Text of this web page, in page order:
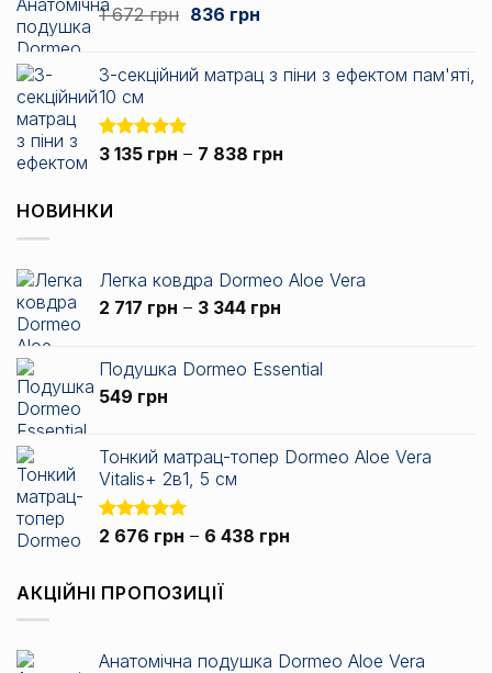
1 672грн Оригінальна
672 грн.
836 грнПоточна
3-секційний матрац з піни з ефектом пам'яті,
10 см
Оцінено в
з 5
3 135 грн – 7 838 грн
до
7
НОВИНКИ
Легка ковдра Dormeo Aloe Vera
2 717 грн – 3 344 грн
2
344 грн
Подушка Dormeo Essential
549 грн
Тонкий матрац-топер Dormeo Aloe Vera
Vitalis+ 2в1, 5 см
Оцінено в
2 676 грн – 6 438 грн
АКЦІЙНІ ПРОПОЗИЦІЇ
Анатомічна подушка Dormeo Aloe Vera